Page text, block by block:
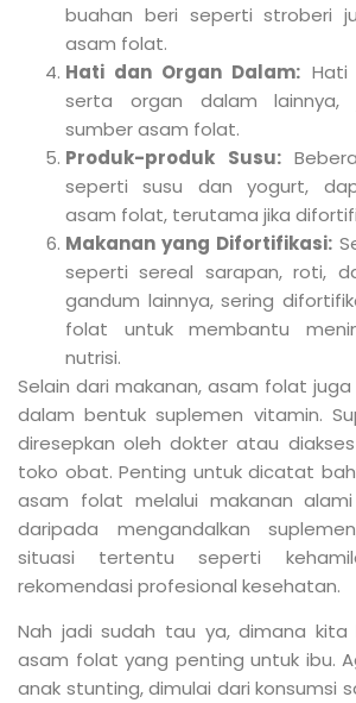
buahan beri seperti stroberi
asam folat.
Hati dan Organ Dalam:
serta organ dalam lainnya,
sumber asam folat.
Produk-produk Susu:
seperti susu dan yogurt,
asam folat, terutama jika
Makanan yang Difortifikasi:
seperti sereal sarapan, roti,
gandum lainnya, sering
folat untuk membantu
nutrisi.
Selain dari makanan, asam folat
dalam bentuk suplemen vitamin.
diresepkan oleh dokter atau
toko obat. Penting untuk dicatat
asam folat melalui makanan alami
daripada mengandalkan
situasi tertentu seperti
rekomendasi profesional kesehatan.
Nah jadi sudah tau ya, dimana kita
asam folat yang penting untuk ibu.
anak stunting, dimulai dari konsumsi